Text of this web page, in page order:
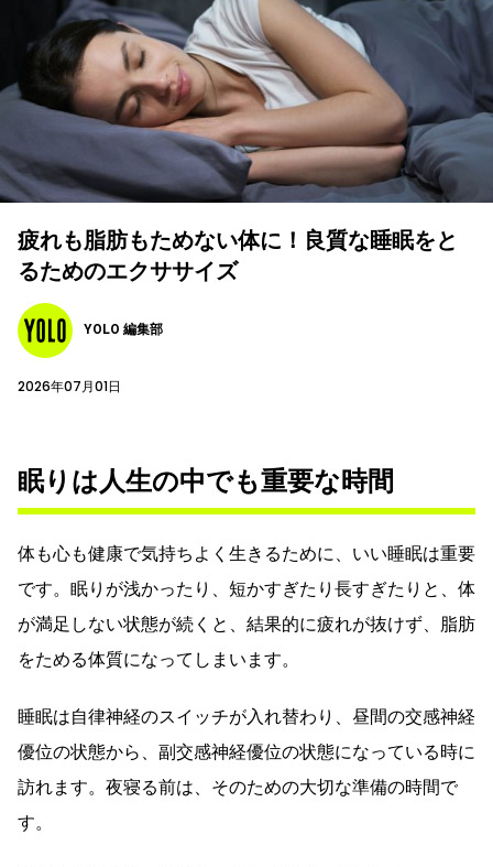
疲れも脂肪もためない体に！良質な睡眠をと
るためのエクササイズ
YOLO 編集部
2026年07月01日
眠りは人生の中でも重要な時間
体も心も健康で気持ちよく生きるために、いい睡眠は重要
です。眠りが浅かったり、短かすぎたり長すぎたりと、体
が満足しない状態が続くと、結果的に疲れが抜けず、脂肪
をためる体質になってしまいます。
睡眠は自律神経のスイッチが入れ替わり、昼間の交感神経
優位の状態から、副交感神経優位の状態になっている時に
訪れます。夜寝る前は、そのための大切な準備の時間で
す。